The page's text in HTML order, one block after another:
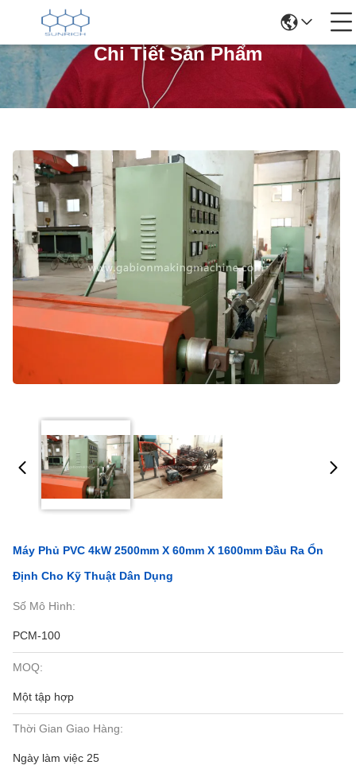
Chi Tiết Sản Phẩm
Máy Phủ PVC 4kW 2500mm X 60mm X 1600mm Đầu Ra Ổn
Định Cho Kỹ Thuật Dân Dụng
Số Mô Hình:
PCM-100
MOQ:
Một tập hợp
Thời Gian Giao Hàng:
Ngày làm việc 25